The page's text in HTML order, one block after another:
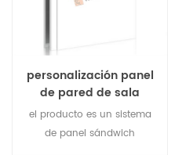
personalización panel
de pared de sala
limpia biológico
modular de alta
resistencia
el producto es un sistema
de panel sándwich